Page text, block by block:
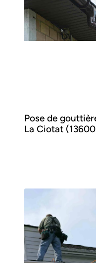
Pose de
La Ciotat